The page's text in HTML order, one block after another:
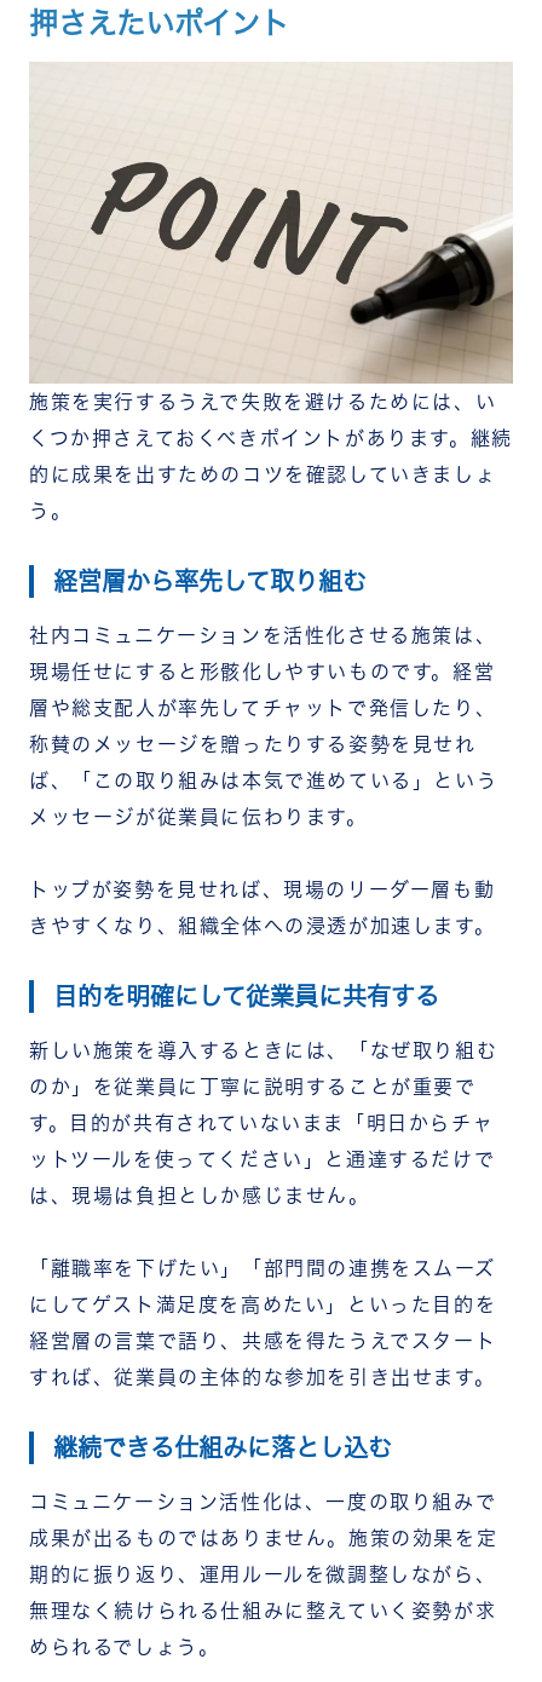
押さえたいポイント
施策を実行するうえで失敗を避けるためには、い
くつか押さえておくべきポイントがあります。継続
的に成果を出すためのコツを確認していきましょ
う。
経営層から率先して取り組む
社内コミュニケーションを活性化させる施策は、
現場任せにすると形骸化しやすいものです。経営
層や総支配人が率先してチャットで発信したり、
称賛のメッセージを贈ったりする姿勢を見せれ
ば、「この取り組みは本気で進めている」という
メッセージが従業員に伝わります。
トップが姿勢を見せれば、現場のリーダー層も動
きやすくなり、組織全体への浸透が加速します。
目的を明確にして従業員に共有する
新しい施策を導入するときには、「なぜ取り組む
のか」を従業員に丁寧に説明することが重要で
す。目的が共有されていないまま「明日からチャ
ットツールを使ってください」と通達するだけで
は、現場は負担としか感じません。
「離職率を下げたい」「部門間の連携をスムーズ
にしてゲスト満足度を高めたい」といった目的を
経営層の言葉で語り、共感を得たうえでスタート
すれば、従業員の主体的な参加を引き出せます。
継続できる仕組みに落とし込む
コミュニケーション活性化は、一度の取り組みで
成果が出るものではありません。施策の効果を定
期的に振り返り、運用ルールを微調整しながら、
無理なく続けられる仕組みに整えていく姿勢が求
められるでしょう。